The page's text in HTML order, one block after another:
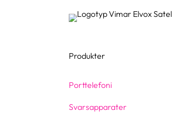
Produkter
Porttelefoni
Svarsapparater